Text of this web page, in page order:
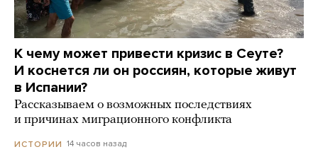
К чему может привести кризис в Сеуте?
И коснется ли он россиян, которые живут
в Испании?
Рассказываем о возможных последствиях
и причинах миграционного конфликта
ИСТОРИИ 14 часов назад